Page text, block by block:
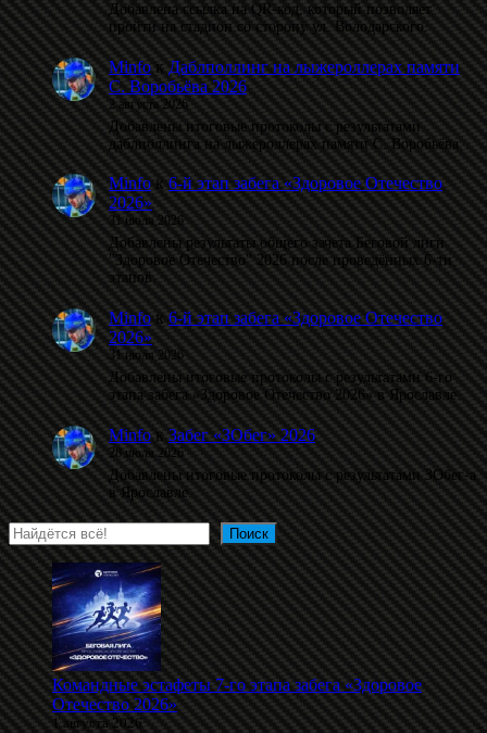
Добавлена ссылка на QR-код, который позволяет
пройти на стадион со сторону ул. Володарского.
MinfoкДаблполлинг на лыжероллерах памяти
С. Воробьёва 2026
2 августа 2026
Добавлены итоговые протоколы с результатами
даблполлинга на лыжероллерах памяти С. Воробьёва.
Minfoк6-й этап забега «Здоровое Отечество
2026»
31 июля 2026
Добавлены результаты общего зачета Беговой лиги
"Здоровое Отечество" 2026 после проведённых 6-ти
этапов.
Minfoк6-й этап забега «Здоровое Отечество
2026»
31 июля 2026
Добавлены итоговые протоколы с результатами 6-го
этапа забега «Здоровое Отечество 2026» в Ярославле.
MinfoкЗабег «ЗОбег» 2026
28 июля 2026
Добавлены итоговые протоколы с результатами ЗОбег-а
в Ярославле.
Поиск Поиск
Командные эстафеты 7-го этапа забега «Здоровое
Отечество 2026»
1 августа 2026